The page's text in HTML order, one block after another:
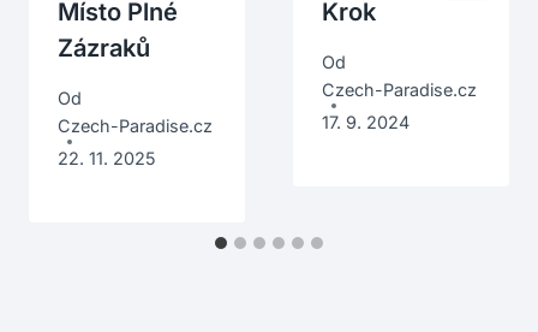
Místo Plné
Zázraků
Od
Czech-Paradise.cz
22. 11. 2025
Krok
Od
Czech-Paradise.cz
17. 9. 2024